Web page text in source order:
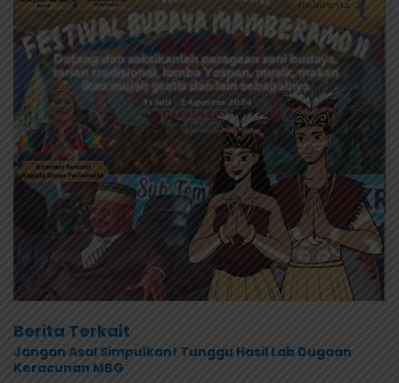
Berita Terkait
Jangan Asal Simpulkan! Tunggu Hasil Lab Dugaan
Keracunan MBG